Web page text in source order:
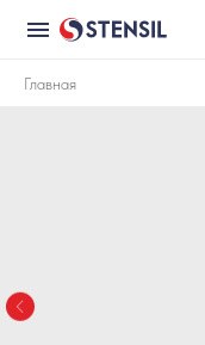
Главная